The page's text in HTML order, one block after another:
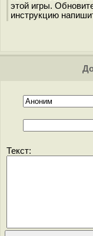
этой игры.
инструкцию
Текст: